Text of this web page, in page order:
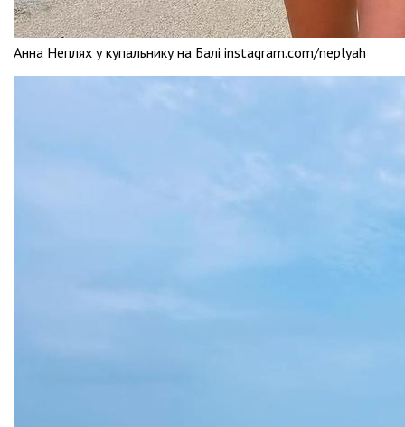
Анна Неплях у купальнику на Балі instagram.com/neplyah